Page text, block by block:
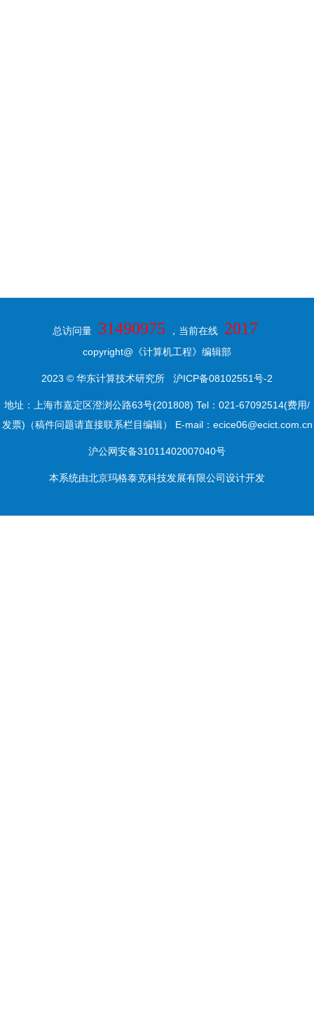
总访问量 31490975 ，当前在线 2017
copyright@《计算机工程》编辑部
2023 © 华东计算技术研究所 沪ICP备08102551号-2
地址：上海市嘉定区澄浏公路63号(201808) Tel：021-67092514(费用/
发票)（稿件问题请直接联系栏目编辑） E-mail：ecice06@ecict.com.cn
沪公网安备31011402007040号
本系统由北京玛格泰克科技发展有限公司设计开发